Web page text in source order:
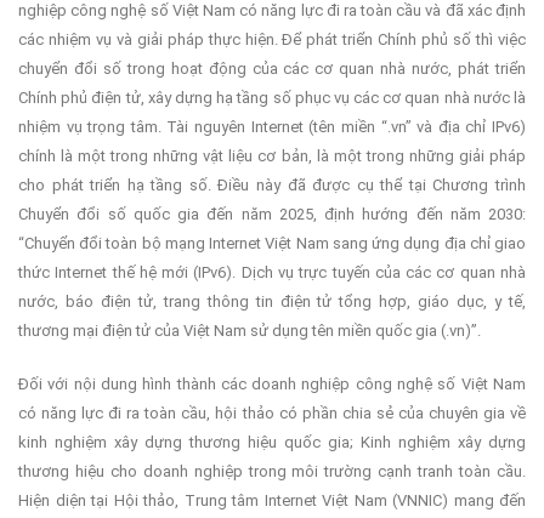
nghiệp công nghệ số Việt Nam có năng lực đi ra toàn cầu và đã xác định
các nhiệm vụ và giải pháp thực hiện. Để phát triển Chính phủ số thì việc
chuyển đổi số trong hoạt động của các cơ quan nhà nước, phát triển
Chính phủ điện tử, xây dựng hạ tầng số phục vụ các cơ quan nhà nước là
nhiệm vụ trọng tâm. Tài nguyên Internet (tên miền “.vn” và địa chỉ IPv6)
chính là một trong những vật liệu cơ bản, là một trong những giải pháp
cho phát triển hạ tầng số. Điều này đã được cụ thể tại Chương trình
Chuyển đổi số quốc gia đến năm 2025, định hướng đến năm 2030:
“Chuyển đổi toàn bộ mạng Internet Việt Nam sang ứng dụng địa chỉ giao
thức Internet thế hệ mới (IPv6). Dịch vụ trực tuyến của các cơ quan nhà
nước, báo điện tử, trang thông tin điện tử tổng hợp, giáo dục, y tế,
thương mại điện tử của Việt Nam sử dụng tên miền quốc gia (.vn)”.
Đối với nội dung hình thành các doanh nghiệp công nghệ số Việt Nam
có năng lực đi ra toàn cầu, hội thảo có phần chia sẻ của chuyên gia về
kinh nghiệm xây dựng thương hiệu quốc gia; Kinh nghiệm xây dựng
thương hiệu cho doanh nghiệp trong môi trường cạnh tranh toàn cầu.
Hiện diện tại Hội thảo, Trung tâm Internet Việt Nam (VNNIC) mang đến